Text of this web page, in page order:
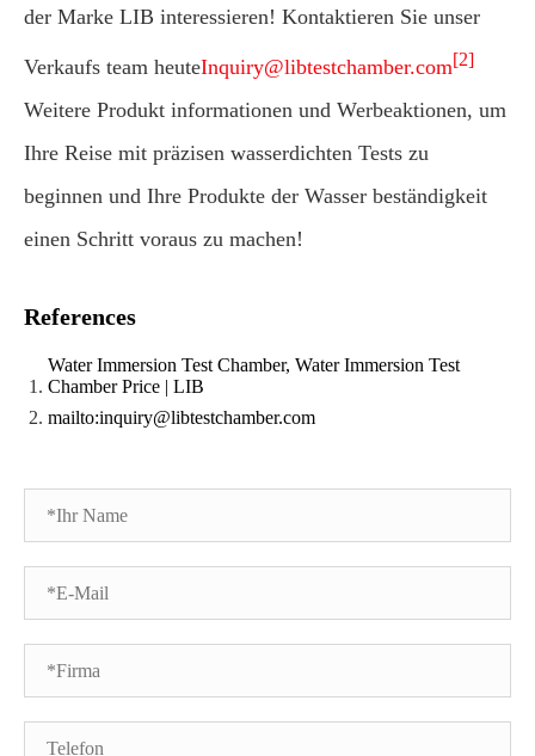
der Marke LIB interessieren! Kontaktieren Sie unser
Verkaufs team heuteInquiry@libtestchamber.com[2]
Weitere Produkt informationen und Werbeaktionen, um
Ihre Reise mit präzisen wasserdichten Tests zu
beginnen und Ihre Produkte der Wasser beständigkeit
einen Schritt voraus zu machen!
References
Water Immersion Test Chamber, Water Immersion Test
Chamber Price | LIB
mailto:inquiry@libtestchamber.com